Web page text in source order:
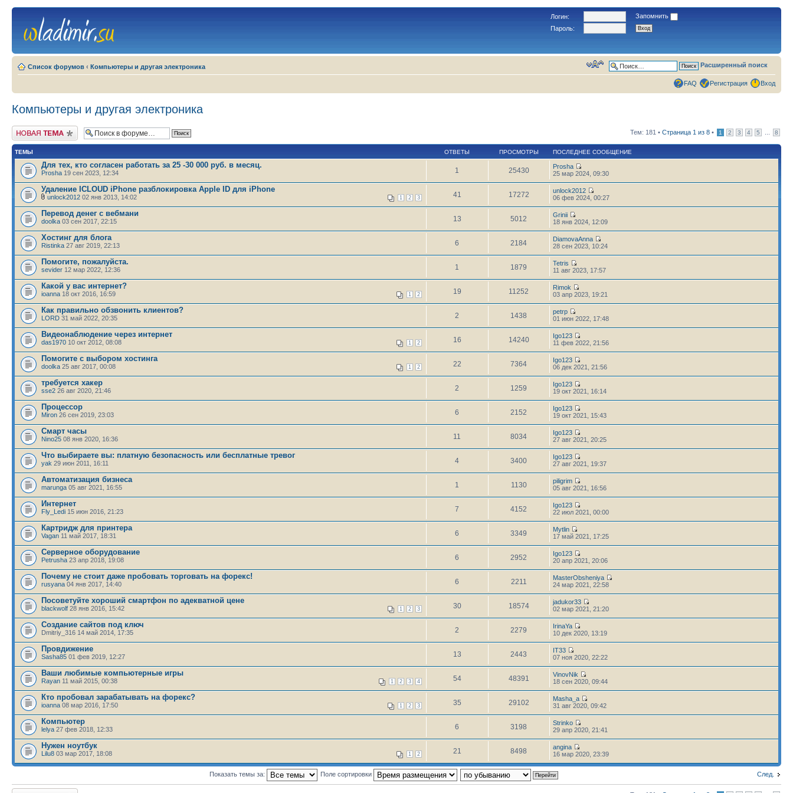
Логин:
Запомнить
Пароль:
Список форумов ‹ Компьютеры и другая электроника Расширенный поиск
FAQ Регистрация Вход
Компьютеры и другая электроника
Новая тема Тем: 181 • Страница 1 из 8 • 1 2 3 4 5 8
ТЕМЫ ОТВЕТЫ ПРОСМОТРЫ ПОСЛЕДНЕЕ СООБЩЕНИЕ
Для тех, кто согласен работать за 25 -30 000 руб. в месяц.
Prosha 19 сен 2023, 12:34 1 25430
Prosha
25 мар 2024, 09:30
Удаление ICLOUD iPhone разблокировка Apple ID для iPhone
1 2 3
unlock2012 02 янв 2013, 14:02 41 17272
unlock2012
06 фев 2024, 00:27
Перевод денег с вебмани
doolka 03 сен 2017, 22:15 13 5012
Grinii
18 янв 2024, 12:09
Хостинг для блога
Ristinka 27 авг 2019, 22:13 6 2184
DiamovaAnna
28 сен 2023, 10:24
Помогите, пожалуйста.
sevider 12 мар 2022, 12:36 1 1879
Tetris
11 авг 2023, 17:57
Какой у вас интернет?
1 2
ioanna 18 окт 2016, 16:59 19 11252
Rimok
03 апр 2023, 19:21
Как правильно обзвонить клиентов?
LORD 31 май 2022, 20:35 2 1438
petrp
01 июн 2022, 17:48
Видеонаблюдение через интернет
1 2
das1970 10 окт 2012, 08:08 16 14240
Igo123
11 фев 2022, 21:56
Помогите с выбором хостинга
1 2
doolka 25 авг 2017, 00:08 22 7364
Igo123
06 дек 2021, 21:56
требуется хакер
sse2 26 авг 2020, 21:46 2 1259
Igo123
19 окт 2021, 16:14
Процессор
Miron 26 сен 2019, 23:03 6 2152
Igo123
19 окт 2021, 15:43
Смарт часы
Nino25 08 янв 2020, 16:36 11 8034
Igo123
27 авг 2021, 20:25
Что выбираете вы: платную безопасность или бесплатные тревог
yak 29 июн 2011, 16:11 4 3400
Igo123
27 авг 2021, 19:37
Автоматизация бизнеса
marunga 05 авг 2021, 16:55 1 1130
piligrim
05 авг 2021, 16:56
Интернет
Fly_Ledi 15 июн 2016, 21:23 7 4152
Igo123
22 июл 2021, 00:00
Картридж для принтера
Vagan 11 май 2017, 18:31 6 3349
Mytlin
17 май 2021, 17:25
Серверное оборудование
Petrusha 23 апр 2018, 19:08 6 2952
Igo123
20 апр 2021, 20:06
Почему не стоит даже пробовать торговать на форекс!
rusyana 04 янв 2017, 14:40 6 2211
MasterObsheniya
24 мар 2021, 22:58
Посоветуйте хороший смартфон по адекватной цене
1 2 3
blackwolf 28 янв 2016, 15:42 30 18574
jadukor33
02 мар 2021, 21:20
Создание сайтов под ключ
Dmitriy_316 14 май 2014, 17:35 2 2279
IrinaYa
10 дек 2020, 13:19
Провдижение
Sasha85 01 фев 2019, 12:27 13 2443
IT33
07 ноя 2020, 22:22
Ваши любимые компьютерные игры
1 2 3 4
Rayan 11 май 2015, 00:38 54 48391
VinovNik
18 сен 2020, 09:44
Кто пробовал зарабатывать на форекс?
1 2 3
ioanna 08 мар 2016, 17:50 35 29102
Masha_a
31 авг 2020, 09:42
Компьютер
lelya 27 фев 2018, 12:33 6 3198
Strinko
29 апр 2020, 21:41
Нужен ноутбук
1 2
Lilu8 03 мар 2017, 18:08 21 8498
angina
16 мар 2020, 23:39
След.
Показать темы за: Поле сортировки